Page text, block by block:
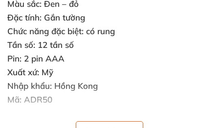
Màu sắc: Đen – đỏ
Đặc tính: Gắn tường
Chức năng đặc biệt: có rung
Tần số: 12 tần số
Pin: 2 pin AAA
Xuất xứ: Mỹ
Nhập khẩu: Hồng Kong
Mã: ADR50